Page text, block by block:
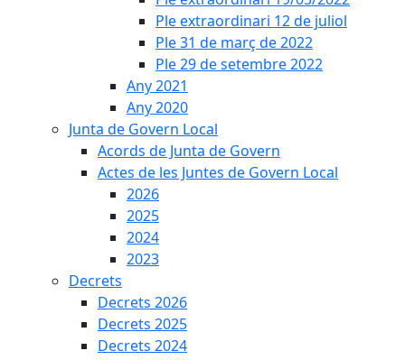
Ple extraordinari 12 de juliol
Ple 31 de març de 2022
Ple 29 de setembre 2022
Any 2021
Any 2020
Junta de Govern Local
Acords de Junta de Govern
Actes de les Juntes de Govern Local
2026
2025
2024
2023
Decrets
Decrets 2026
Decrets 2025
Decrets 2024